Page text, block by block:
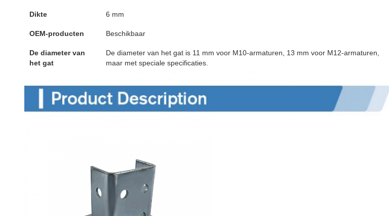
Dikte 6 mm
OEM-producten Beschikbaar
De diameter van
het gat
De diameter van het gat is 11 mm voor M10-armaturen, 13 mm voor M12-armaturen,
maar met speciale specificaties.